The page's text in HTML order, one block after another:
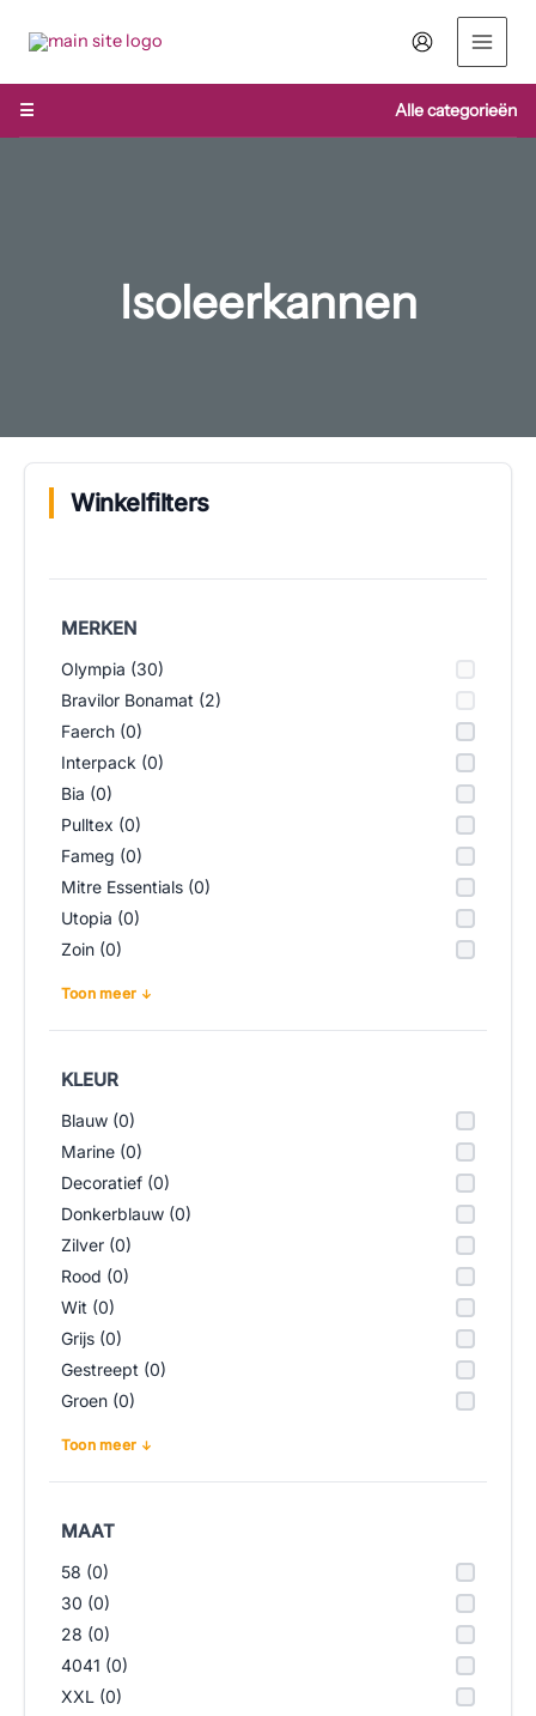
naar
inhoud
☰
Alle categorieën
Isoleerkannen
Winkelfilters
MERKEN
Olympia (30)
Bravilor Bonamat (2)
Faerch (0)
Interpack (0)
Bia (0)
Pulltex (0)
Fameg (0)
Mitre Essentials (0)
Utopia (0)
Zoin (0)
Toon meer
KLEUR
Blauw (0)
Marine (0)
Decoratief (0)
Donkerblauw (0)
Zilver (0)
Rood (0)
Wit (0)
Grijs (0)
Gestreept (0)
Groen (0)
Toon meer
MAAT
58 (0)
30 (0)
28 (0)
4041 (0)
XXL (0)